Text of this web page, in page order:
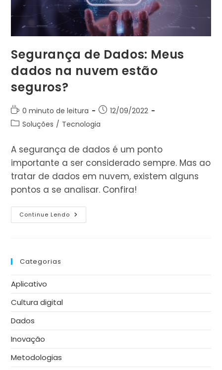
Segurança de Dados: Meus
dados na nuvem estão
seguros?
Tempo
de
0 minuto de leitura
Post
publicado:
12/09/2022
Categoria
post:
Soluções / Tecnologia
A segurança de dados é um ponto
importante a ser considerado sempre. Mas ao
tratar de dados em nuvem, existem alguns
pontos a se analisar. Confira!
Continue Lendo Segurança
De
Categorias
Aplicativo
Cultura digital
Dados
Inovação
Metodologias